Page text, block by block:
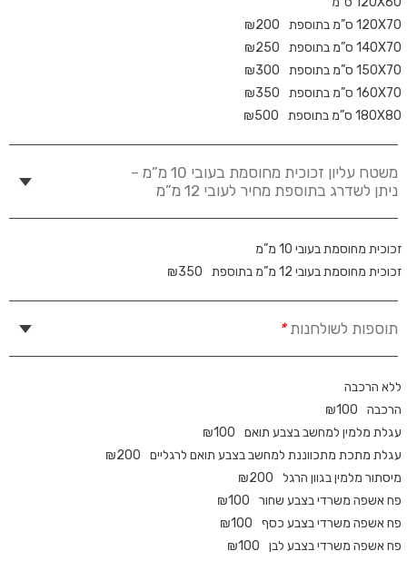
120X70 ס”מ בתוספת
₪200
140X70 ס”מ בתוספת
₪250
150X70 ס”מ בתוספת
₪300
160X70 ס”מ בתוספת
₪350
180X80 ס”מ בתוספת
₪500
משטח עליון זכוכית מחוסמת בעובי 10 מ”מ –
ניתן לשדרג בתוספת מחיר לעובי 12 מ”מ
זכוכית מחוסמת בעובי 10 מ”מ
זכוכית מחוסמת בעובי 12 מ”מ בתוספת
₪350
תוספות לשולחנות*
ללא הרכבה
הרכבה
₪100
עגלת מלמין למחשב בצבע תואם
₪100
עגלת מתכת מתכווננת למחשב בצבע תואם לרגליים
₪200
מיסתור מלמין בגוון הרגל
₪200
פח אשפה משרדי בצבע שחור
₪100
פח אשפה משרדי בצבע כסף
₪100
פח אשפה משרדי בצבע לבן
₪100